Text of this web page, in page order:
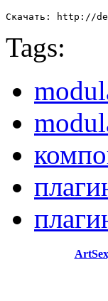
Скачать: http://
Tags: